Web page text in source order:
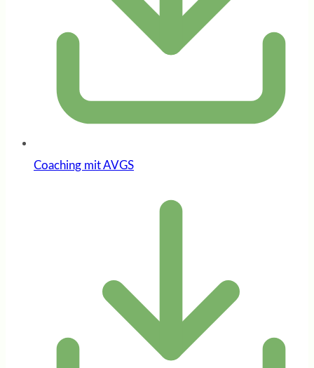
Coaching mit AVGS